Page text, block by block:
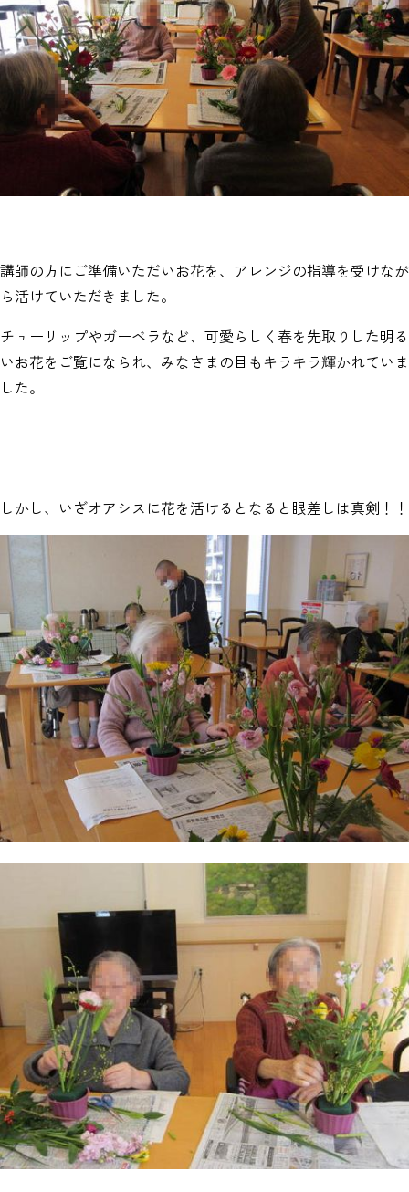
講師の方にご準備いただいお花を、アレンジの指導を受けなが
ら活けていただきました。
チューリップやガーベラなど、可愛らしく春を先取りした明る
いお花をご覧になられ、みなさまの目もキラキラ輝かれていま
した。
しかし、いざオアシスに花を活けるとなると眼差しは真剣！！